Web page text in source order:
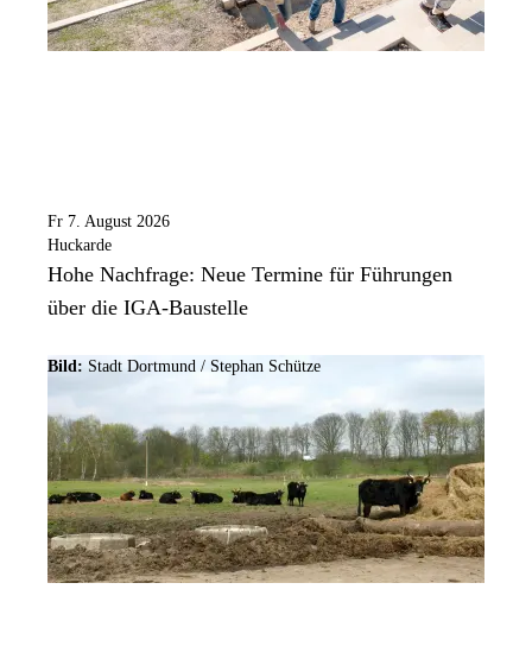
Fr 7. August 2026
Huckarde
Hohe Nachfrage: Neue Termine für Führungen
über die IGA-Baustelle
Bild: Stadt Dortmund / Stephan Schütze